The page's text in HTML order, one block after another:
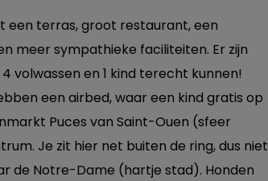
een terras, groot restaurant, een
meer sympathieke faciliteiten. Er zijn
volwassen en 1 kind terecht kunnen!
een airbed, waar een kind gratis op
Puces van Saint-Ouen (sfeer
Je zit hier net buiten de ring, dus niet
de Notre-Dame (hartje stad). Honden